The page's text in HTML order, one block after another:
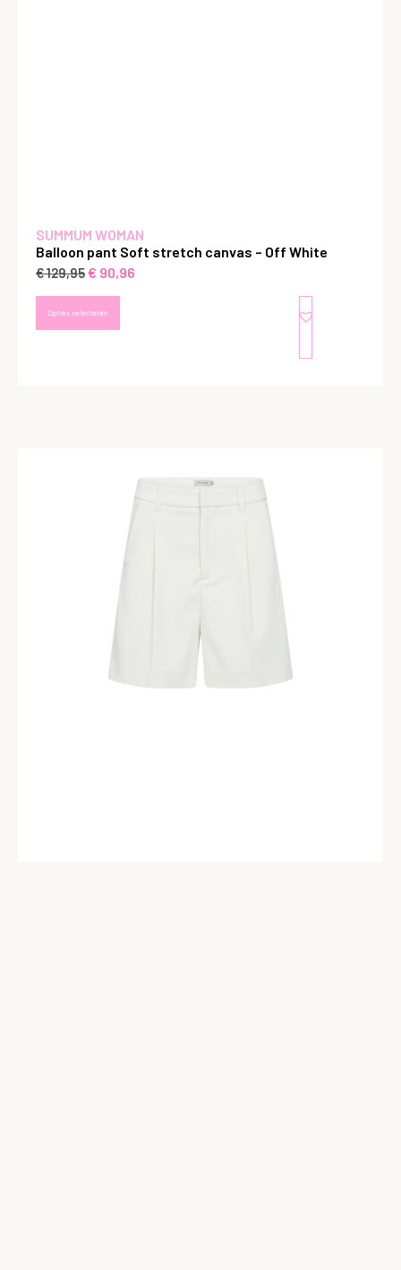
SUMMUM WOMAN
Balloon pant Soft stretch canvas – Off White
€129,95€ 90,96
Opties selecteren